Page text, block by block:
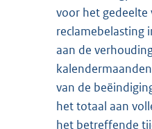
voor het gedeelte
reclamebelasting
aan de
van de
het totaal aan
het betreffende